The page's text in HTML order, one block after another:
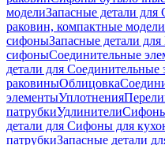
моделиЗапасные детали
раковин, компактные модели
сифоныЗапасные детали
сифоныСоединительные
детали для Соединительные
раковиныОблицовка
элементыУплотнения
патрубкиУдлинители
детали для Сифоны для
патрубкиЗапасные детали